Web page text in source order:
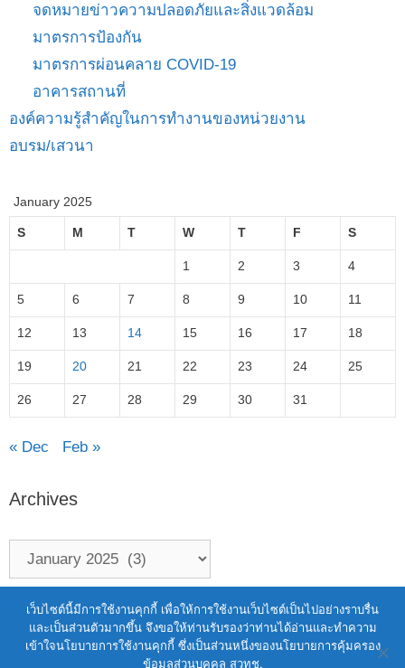
จดหมายข่าวความปลอดภัยและสิ่งแวดล้อม
มาตรการป้องกัน
มาตรการผ่อนคลาย COVID-19
อาคารสถานที่
องค์ความรู้สำคัญในการทำงานของหน่วยงาน
อบรม/เสวนา
January 2025
S M T W T F S
1 2 3 4
5 6 7 8 9 10 11
12 13 14 15 16 17 18
19 20 21 22 23 24 25
26 27 28 29 30 31
« Dec Feb »
Archives
Terms of Service|Personal Data Protection Policy
2021 สำนักงานพัฒนาวิทยาศาสตร์และ
เทคโนโลยีแห่งชาติ (สวทช.)
เว็บไซต์นี้มีการใช้งานคุกกี้ เพื่อให้การใช้งานเว็บไซต์เป็นไปอย่างราบรื่น
และเป็นส่วนตัวมากขึ้น จึงขอให้ท่านรับรองว่าท่านได้อ่านและทำความ
เข้าใจนโยบายการใช้งานคุกกี้ ซึ่งเป็นส่วนหนึ่งของนโยบายการคุ้มครอง
ข้อมูลส่วนบุคคล สวทช.